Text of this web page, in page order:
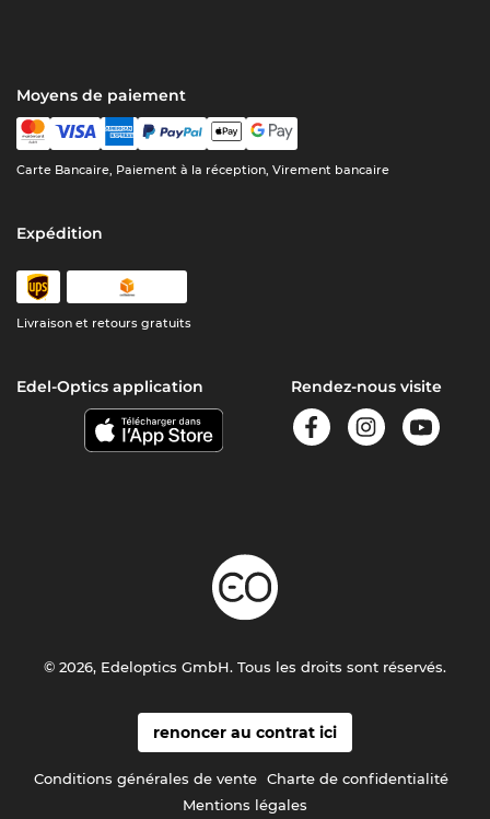
Moyens de paiement
Carte Bancaire, Paiement à la réception, Virement bancaire
Expédition
Livraison et retours gratuits
Edel-Optics application Rendez-nous visite
renoncer au contrat ici
Conditions générales de vente Charte de confidentialité
Mentions légales
© 2026, Edeloptics GmbH. Tous les droits sont réservés.